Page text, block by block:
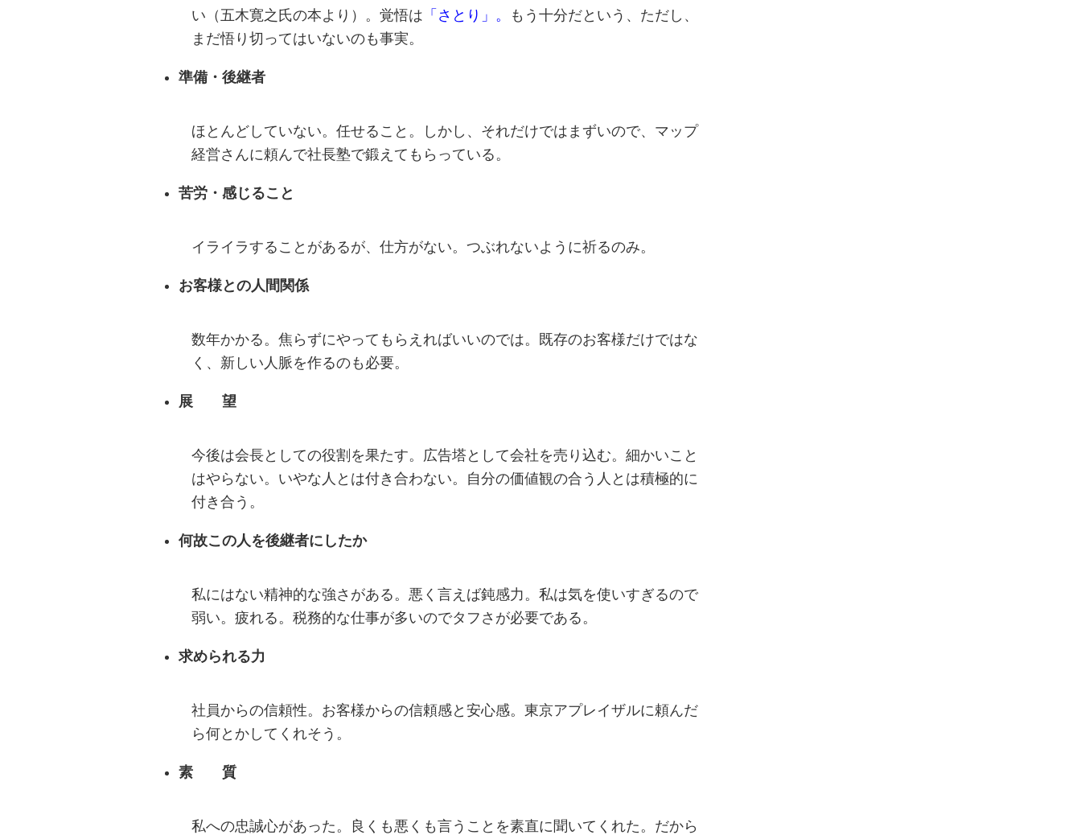
い（五木寛之氏の本より）。覚悟は 「さとり」。
もう十分だという、ただし、
まだ悟り切ってはいないのも事実。
準備・後継者
ほとんどしていない。任せること。しかし、それだけではまずいので、マップ
経営さんに頼んで社長塾で鍛えてもらっている。
苦労・感じること
イライラすることがあるが、仕方がない。つぶれないように祈るのみ。
お客様との人間関係
数年かかる。焦らずにやってもらえればいいのでは。既存のお客様だけではな
く、新しい人脈を作るのも必要。
展 望
今後は会長としての役割を果たす。広告塔として会社を売り込む。細かいこと
はやらない。いやな人とは付き合わない。自分の価値観の合う人とは積極的に
付き合う。
何故この人を後継者にしたか
私にはない精神的な強さがある。悪く言えば鈍感力。私は気を使いすぎるので
弱い。疲れる。税務的な仕事が多いのでタフさが必要である。
求められる力
社員からの信頼性。お客様からの信頼感と安心感。東京アプレイザルに頼んだ
ら何とかしてくれそう。
素 質
私への忠誠心があった。良くも悪くも言うことを素直に聞いてくれた。だから